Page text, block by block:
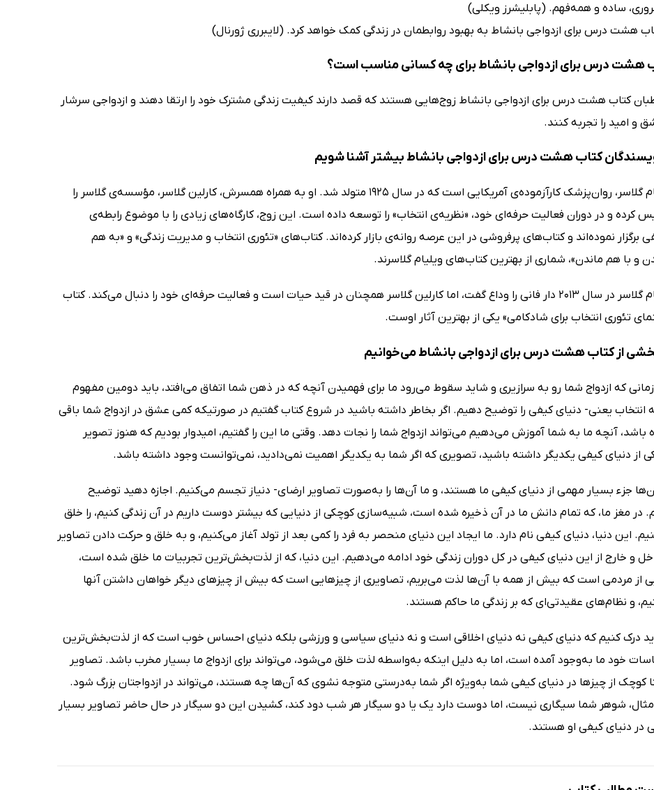
ساده و همه‌فهم. (پابلیشرز ویکلی)
هشت درس برای ازدواجی بانشاط به بهبود روابطمان در زندگی کمک خواهد کرد. (لایبرری ژورنال)
هشت درس برای ازدواجی بانشاط برای چه کسانی مناسب است؟
کتاب هشت درس برای ازدواجی بانشاط زوج‌هایی هستند که قصد دارند کیفیت زندگی مشترک خود را ارتقا دهند و ازدواجی سرشار
و امید را تجربه کنند.
کتاب هشت درس برای ازدواجی بانشاط بیشتر آشنا شویم
ویلیام گلاسر، روان‌پزشک کارآزموده‌ی آمریکایی است که در سال 1925 متولد شد. او به‌ همراه همسرش، کارلین گلاسر، مؤسسه‌ی گلاسر را
کرده و در دوران فعالیت حرفه‌ای خود، «نظریه‌ی انتخاب» را توسعه داده‌ است. این زوج، کارگاه‌های زیادی را با موضوع رابطه‌ی
برگزار نموده‌اند و کتاب‌های پرفروشی در این عرصه روانه‌ی بازار کرده‌اند. کتاب‌های «تئوری انتخاب و مدیریت زندگی» و «به هم
و با هم ماندن»، شماری از بهترین کتاب‌های ویلیام گلاسرند.
ویلیام گلاسر در سال 2013 دار فانی را وداع گفت، اما کارلین گلاسر همچنان در قید حیات است و فعالیت حرفه‌ای خود را دنبال می‌کند. کتاب
تئوری انتخاب برای شادکامی» یکی از بهترین آثار اوست.
از کتاب هشت درس برای ازدواجی با‌نشاط می‌خوانیم
زمانی که ازدواج شما رو به سرازیری و شاید سقوط می‌رود ما برای فهمیدن آنچه که در ذهن شما اتفاق می‌افتد، باید دومین مفهوم
انتخاب یعنی- دنیای کیفی را توضیح دهیم. اگر بخاطر داشته باشید در شروع کتاب گفتیم در صورتیکه کمی عشق در ازدواج شما باقی
باشد، آنچه ما به شما آموزش می‌دهیم می‌تواند ازدواج شما را نجات دهد. وقتی ما این را گفتیم، امیدوار بودیم که هنوز تصویر
از دنیای کیفی یکدیگر داشته باشید، تصویری که اگر شما به یکدیگر اهمیت نمی‌دادید، نمی‌توانست وجود داشته باشد.
جزء بسیار مهمی از دنیای کیفی ما هستند، و ما آن‌ها را به‌صورت تصاویر ارضای- دنیاز تجسم می‌کنیم. اجازه دهید توضیح
در مغز ما، که تمام دانش ما در آن ذخیره شده است، شبیه‌سازی کوچکی از دنیایی که بیشتر دوست داریم در آن زندگی کنیم، را خلق
این دنیا، دنیای کیفی نام دارد. ما ایجاد این دنیای منحصر به فرد را کمی بعد از تولد آغاز می‌کنیم، و به خلق و حرکت دادن تصاویر
و خارج از این دنیای کیفی در کل دوران زندگی خود ادامه می‌دهیم. این دنیا، که از لذت‌بخش‌ترین تجربیات ما خلق شده است،
از مردمی است که بیش از همه با آن‌ها لذت می‌بریم، تصاویری از چیزهایی است که بیش از چیزهای دیگر خواهان داشتن آنها
و نظام‌های عقیدتی‌ای که بر زندگی ما حاکم هستند.
درک کنیم که دنیای کیفی نه دنیای اخلاقی است و نه دنیای سیاسی و ورزشی بلکه دنیای احساس خوب است که از لذت‌بخش‌ترین
خود ما به‌وجود آمده است، اما به دلیل اینکه به‌واسطه لذت خلق می‌شود، می‌تواند برای ازدواج ما بسیار مخرب باشد. تصاویر
کوچک از چیزها در دنیای کیفی شما به‌ویژه اگر شما به‌درستی متوجه نشوی که آن‌ها چه هستند، می‌تواند در ازدواجتان بزرگ شود.
مثال، شوهر شما سیگاری نیست، اما دوست دارد یک یا دو سیگار هر شب دود کند، کشیدن این دو سیگار در حال حاضر تصاویر بسیار
در دنیای کیفی او هستند.